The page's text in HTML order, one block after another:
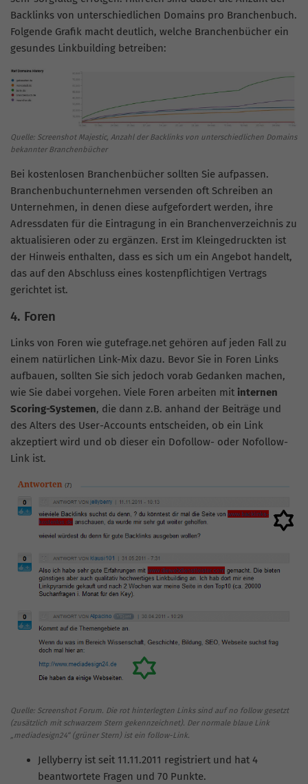
Backlinks von unterschiedlichen Domains pro Branchenbuch.
Folgende Grafik macht deutlich, welche Branchenbücher ein
gesundes Linkbuilding betreiben:
Quelle: Screenshot Majestic, Anzahl der Backlinks von unterschiedlichen Domains
bekannter Branchenbücher
Bei kostenlosen Branchenbücher sollten Sie aufpassen.
Branchenbuchunternehmen versenden oft Schreiben an
Unternehmen, in denen diese aufgefordert werden, ihre
Adressdaten für die Eintragung in ein Branchenverzeichnis zu
aktualisieren oder zu ergänzen. Erst im Kleingedruckten ist
der Hinweis enthalten, dass es sich um ein Angebot handelt,
das auf den Abschluss eines kostenpflichtigen Vertrags
gerichtet ist.
4. Foren
Links von Foren wie gutefrage.net gehören auf jeden Fall zu
einem natürlichen Link-Mix dazu. Bevor Sie in Foren Links
aufbauen, sollten Sie sich jedoch vorab Gedanken machen,
wie Sie dabei vorgehen. Viele Foren arbeiten mit internen
Scoring-Systemen, die dann z.B. anhand der Beiträge und
des Alters des User-Accounts entscheiden, ob ein Link
akzeptiert wird und ob dieser ein Dofollow- oder Nofollow-
Link ist.
Quelle: Screenshot Forum. Die rot hinterlegten Links sind auf no follow gesetzt
(zusätzlich mit schwarzem Stern gekennzeichnet). Der normale blaue Link
„mediadesign24“ (grüner Stern) ist ein follow-Link.
Jellyberry ist seit 11.11.2011 registriert und hat 4
beantwortete Fragen und 70 Punkte.